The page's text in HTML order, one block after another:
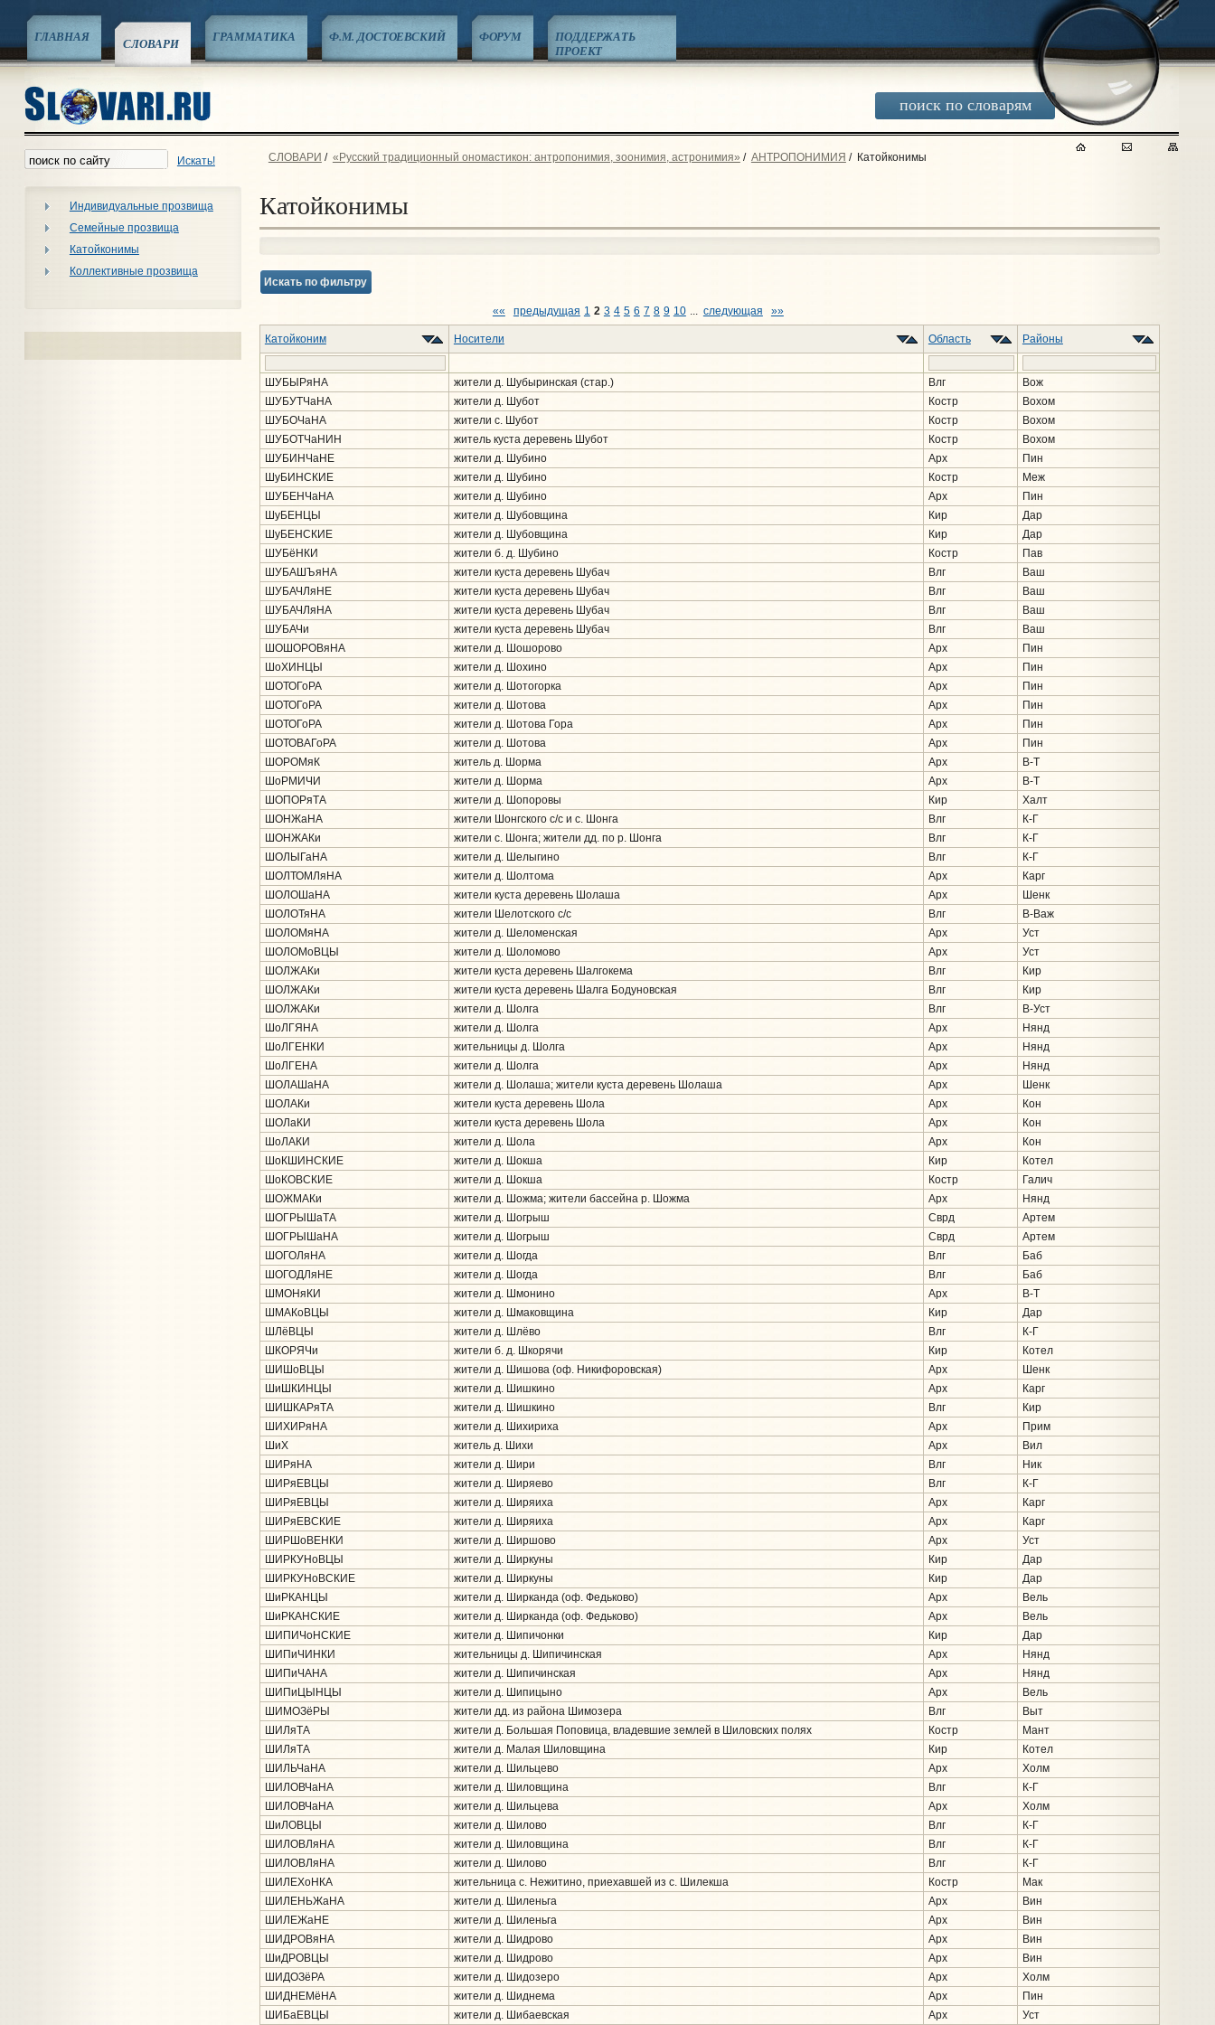
поиск по словарям
ГЛАВНАЯ СЛОВАРИ ГРАММАТИКА Ф.М. ДОСТОЕВСКИЙ ФОРУМ
ПОДДЕРЖАТЬ
ПРОЕКТ
Искать!
Индивидуальные прозвища
Семейные прозвища
Катойконимы
Коллективные прозвища
СЛОВАРИ / «Русский традиционный ономастикон: антропонимия, зоонимия, астронимия» / АНТРОПОНИМИЯ / Катойконимы
Катойконимы
Искать по фильтру
«« предыдущая 1 2 3 4 5 6 7 8 9 10 ... следующая »»
Катойконим Носители Область Районы
ШУБЫРяНА жители д. Шубыринская (стар.) Влг
Вож
ШУБУТЧаНА
жители д. Шубот Костр
Вохом
ШУБОЧаНА
жители с. Шубот Костр
Вохом
ШУБОТЧаНИН
житель куста деревень Шубот Костр
Вохом
ШУБИНЧаНЕ
жители д. Шубино Арх
Пин
ШуБИНСКИЕ
жители д. Шубино Костр
Меж
ШУБЕНЧаНА
жители д. Шубино Арх
Пин
ШуБЕНЦЫ
жители д. Шубовщина Кир
Дар
ШуБЕНСКИЕ
жители д. Шубовщина Кир
Дар
ШУБёНКИ
жители б. д. Шубино Костр
Пав
ШУБАШЪяНА
жители куста деревень Шубач Влг
Ваш
ШУБАЧЛяНЕ
жители куста деревень Шубач Влг
Ваш
ШУБАЧЛяНА
жители куста деревень Шубач Влг
Ваш
ШУБАЧи
жители куста деревень Шубач Влг
Ваш
ШОШОРОВяНА
жители д. Шошорово Арх
Пин
ШоХИНЦЫ
жители д. Шохино Арх
Пин
ШОТОГоРА
жители д. Шотогорка Арх
Пин
ШОТОГоРА
жители д. Шотова Арх
Пин
ШОТОГоРА
жители д. Шотова Гора Арх
Пин
ШОТОВАГоРА
жители д. Шотова Арх
Пин
ШОРОМяК
житель д. Шорма Арх
В-Т
ШоРМИЧИ
жители д. Шорма Арх
В-Т
ШОПОРяТА
жители д. Шопоровы Кир
Халт
ШОНЖаНА
жители Шонгского c/c и с. Шонга Влг
К-Г
ШОНЖАКи
жители с. Шонга; жители дд. по р. Шонга Влг
К-Г
ШОЛЫГаНА
жители д. Шелыгино Влг
К-Г
ШОЛТОМЛяНА
жители д. Шолтома Арх
Карг
ШОЛОШаНА
жители куста деревень Шолаша Арх
Шенк
ШОЛОТяНА
жители Шелотского c/c Влг
В-Важ
ШОЛОМяНА
жители д. Шеломенская Арх
Уст
ШОЛОМоВЦЫ
жители д. Шоломово Арх
Уст
ШОЛЖАКи
жители куста деревень Шалгокема Влг
Кир
ШОЛЖАКи
жители куста деревень Шалга Бодуновская Влг
Кир
ШОЛЖАКи
жители д. Шолга Влг
В-Уст
ШоЛГЯНА
жители д. Шолга Арх
Нянд
ШоЛГЕНКИ
жительницы д. Шолга Арх
Нянд
ШоЛГЕНА
жители д. Шолга Арх
Нянд
ШОЛАШаНА
жители д. Шолаша; жители куста деревень Шолаша Арх
Шенк
ШОЛАКи
жители куста деревень Шола Арх
Кон
ШОЛаКИ
жители куста деревень Шола Арх
Кон
ШоЛАКИ
жители д. Шола Арх
Кон
ШоКШИНСКИЕ
жители д. Шокша Кир
Котел
ШоКОВСКИЕ
жители д. Шокша Костр
Галич
ШОЖМАКи
жители д. Шожма; жители бассейна р. Шожма Арх
Нянд
ШОГРЫШаТА
жители д. Шогрыш Сврд
Артем
ШОГРЫШаНА
жители д. Шогрыш Сврд
Артем
ШОГОЛяНА
жители д. Шогда Влг
Баб
ШОГОДЛяНЕ
жители д. Шогда Влг
Баб
ШМОНяКИ
жители д. Шмонино Арх
В-Т
ШМАКоВЦЫ
жители д. Шмаковщина Кир
Дар
ШЛёВЦЫ
жители д. Шлёво Влг
К-Г
ШКОРЯЧи
жители б. д. Шкорячи Кир
Котел
ШИШоВЦЫ
жители д. Шишова (оф. Никифоровская) Арх
Шенк
ШиШКИНЦЫ
жители д. Шишкино Арх
Карг
ШИШКАРяТА
жители д. Шишкино Влг
Кир
ШИХИРяНА
жители д. Шихириха Арх
Прим
ШиХ
житель д. Шихи Арх
Вил
ШИРяНА
жители д. Шири Влг
Ник
ШИРяЕВЦЫ
жители д. Ширяево Влг
К-Г
ШИРяЕВЦЫ
жители д. Ширяиха Арх
Карг
ШИРяЕВСКИЕ
жители д. Ширяиха Арх
Карг
ШИРШоВЕНКИ
жители д. Ширшово Арх
Уст
ШИРКУНоВЦЫ
жители д. Ширкуны Кир
Дар
ШИРКУНоВСКИЕ
жители д. Ширкуны Кир
Дар
ШиРКАНЦЫ
жители д. Ширканда (оф. Федьково) Арх
Вель
ШиРКАНСКИЕ
жители д. Ширканда (оф. Федьково) Арх
Вель
ШИПИЧоНСКИЕ
жители д. Шипичонки Кир
Дар
ШИПиЧИНКИ
жительницы д. Шипичинская Арх
Нянд
ШИПиЧАНА
жители д. Шипичинская Арх
Нянд
ШИПиЦЫНЦЫ
жители д. Шипицыно Арх
Вель
ШИМОЗёРЫ
жители дд. из района Шимозера Влг
Выт
ШИЛяТА
жители д. Большая Поповица, владевшие землей в Шиловских полях Костр
Мант
ШИЛяТА
жители д. Малая Шиловщина Кир
Котел
ШИЛЬЧаНА
жители д. Шильцево Арх
Холм
ШИЛОВЧаНА
жители д. Шиловщина Влг
К-Г
ШИЛОВЧаНА
жители д. Шильцева Арх
Холм
ШиЛОВЦЫ
жители д. Шилово Влг
К-Г
ШИЛОВЛяНА
жители д. Шиловщина Влг
К-Г
ШИЛОВЛяНА
жители д. Шилово Влг
К-Г
ШИЛЕХоНКА
жительница с. Нежитино, приехавшей из с. Шилекша Костр
Мак
ШИЛЕНЬЖаНА
жители д. Шиленьга Арх
Вин
ШИЛЕЖаНЕ
жители д. Шиленьга Арх
Вин
ШИДРОВяНА
жители д. Шидрово Арх
Вин
ШиДРОВЦЫ
жители д. Шидрово Арх
Вин
ШИДОЗёРА
жители д. Шидозеро Арх
Холм
ШИДНЕМёНА
жители д. Шиднема Арх
Пин
ШИБаЕВЦЫ
жители д. Шибаевская Арх Уст